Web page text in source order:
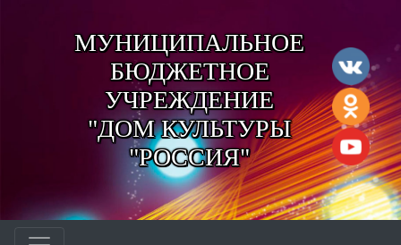
МУНИЦИПАЛЬНОЕ
БЮДЖЕТНОЕ
УЧРЕЖДЕНИЕ
"ДОМ КУЛЬТУРЫ
"РОССИЯ"